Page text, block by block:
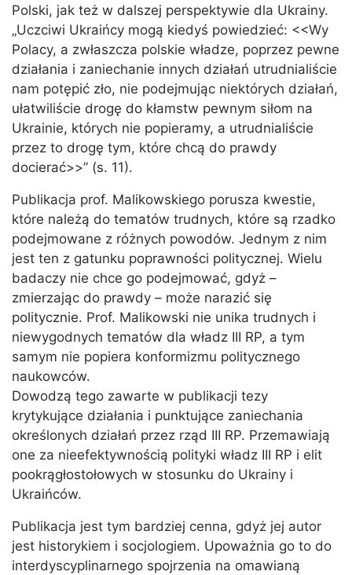
Polski, jak też w dalszej perspektywie dla Ukrainy.
„Uczciwi Ukraińcy mogą kiedyś powiedzieć: <<Wy
Polacy, a zwłaszcza polskie władze, poprzez pewne
działania i zaniechanie innych działań utrudnialiście
nam potępić zło, nie podejmując niektórych działań,
ułatwiliście drogę do kłamstw pewnym siłom na
Ukrainie, których nie popieramy, a utrudnialiście
przez to drogę tym, które chcą do prawdy
docierać>>” (s. 11).
Publikacja prof. Malikowskiego porusza kwestie,
które należą do tematów trudnych, które są rzadko
podejmowane z różnych powodów. Jednym z nim
jest ten z gatunku poprawności politycznej. Wielu
badaczy nie chce go podejmować, gdyż –
zmierzając do prawdy – może narazić się
politycznie. Prof. Malikowski nie unika trudnych i
niewygodnych tematów dla władz III RP, a tym
samym nie popiera konformizmu politycznego
naukowców.
Dowodzą tego zawarte w publikacji tezy
krytykujące działania i punktujące zaniechania
określonych działań przez rząd III RP. Przemawiają
one za nieefektywnością polityki władz III RP i elit
pookrągłostołowych w stosunku do Ukrainy i
Ukraińców.
Publikacja jest tym bardziej cenna, gdyż jej autor
jest historykiem i socjologiem. Upoważnia go to do
interdyscyplinarnego spojrzenia na omawianą